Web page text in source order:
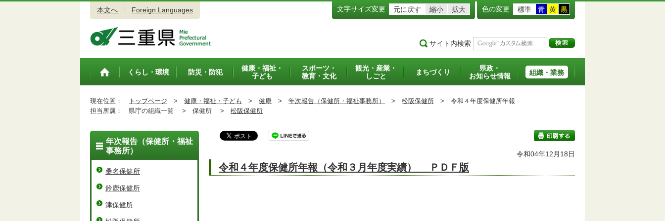
本文へ Foreign Languages 文字サイズ変更 元に戻す 縮小 拡大 色の変更 標準 青 黄 黒
サイト内検索
トップペ
くらし・環境 防災・防犯
健康・福祉・
子ども
スポーツ・
教育・文化
観光・産業・
しごと
まちづくり
県政・
お知らせ情報
組織・業務
現在位置： トップページ > 健康・福祉・子ども > 健康 > 年次報告（保健所・福祉事務所） > 松阪保健所 > 令和４年度保健所年報
担当所属：
県庁の組織一覧 > 保健所 > 松阪保健所
印刷する
令和04年12月18日
令和４年度保健所年報（令和３月年度実績） ＰＤＦ版
年次報告（保健所・福祉
事務所）
桑名保健所
鈴鹿保健所
津保健所